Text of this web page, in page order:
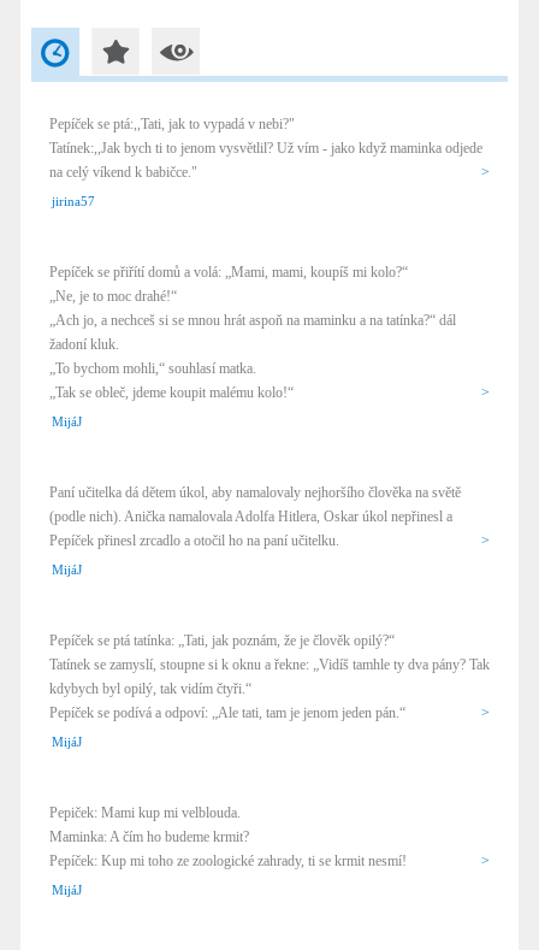
Pepíček se ptá:,,Tati, jak to vypadá v nebi?"
Tatínek:,,Jak bych ti to jenom vysvětlil? Už vím - jako když maminka odjede
na celý víkend k babičce."
>
jirina57
Pepíček se přiřítí domů a volá: „Mami, mami, koupíš mi kolo?“
„Ne, je to moc drahé!“
„Ach jo, a nechceš si se mnou hrát aspoň na maminku a na tatínka?“ dál
žadoní kluk.
„To bychom mohli,“ souhlasí matka.
„Tak se obleč, jdeme koupit malému kolo!“
>
MijáJ
Paní učitelka dá dětem úkol, aby namalovaly nejhoršího člověka na světě
(podle nich). Anička namalovala Adolfa Hitlera, Oskar úkol nepřinesl a
Pepíček přinesl zrcadlo a otočil ho na paní učitelku.
>
MijáJ
Pepíček se ptá tatínka: „Tati, jak poznám, že je člověk opilý?“
Tatínek se zamyslí, stoupne si k oknu a řekne: „Vidíš tamhle ty dva pány? Tak
kdybych byl opilý, tak vidím čtyři.“
Pepíček se podívá a odpoví: „Ale tati, tam je jenom jeden pán.“
>
MijáJ
Pepiček: Mami kup mi velblouda.
Maminka: A čím ho budeme krmit?
Pepíček: Kup mi toho ze zoologické zahrady, ti se krmit nesmí!
>
MijáJ